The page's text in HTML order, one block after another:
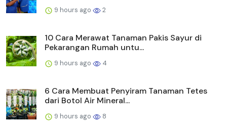
9 hours ago 2
10 Cara Merawat Tanaman Pakis Sayur di
Pekarangan Rumah untu...
9 hours ago 4
6 Cara Membuat Penyiram Tanaman Tetes
dari Botol Air Mineral...
9 hours ago 8